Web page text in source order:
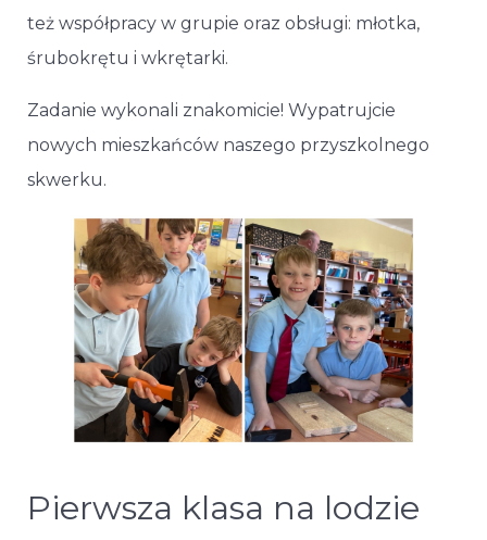
też współpracy w grupie oraz obsługi: młotka,
śrubokrętu i wkrętarki.
Zadanie wykonali znakomicie! Wypatrujcie
nowych mieszkańców naszego przyszkolnego
skwerku.
Pierwsza klasa na lodzie